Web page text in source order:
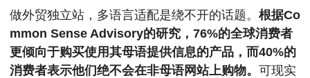
做外贸独立站，多语言适配是绕不开的话题。 根据Co
mmon Sense Advisory的研究，76%的全球消费者
更倾向于购买使用其母语提供信息的产品，而40%的
消费者表示他们绝不会在非母语网站上购物。 可现实